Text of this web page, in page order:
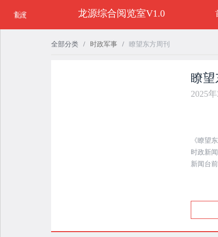
全部分类 / 时政军事 / 瞭望东方周刊
瞭
2025
《瞭望
时政新
新闻台
龙源综合阅览室V1.0